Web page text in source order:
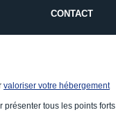
CONTACT
valoriser votre hébergement
présenter tous les points forts